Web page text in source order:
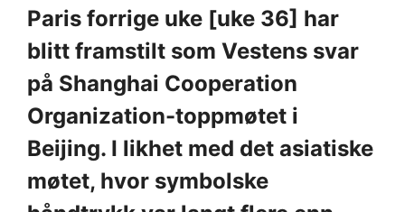
Paris forrige uke [uke 36] har
blitt framstilt som Vestens svar
på Shanghai Cooperation
Organization-toppmøtet i
Beijing. I likhet med det asiatiske
møtet, hvor symbolske